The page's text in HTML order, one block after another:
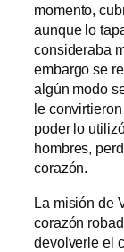
momento,
aunque lo
consideraba
embargo se
algún modo
le
poder lo
hombres,
corazón.
La misión de
corazón
devolverle el